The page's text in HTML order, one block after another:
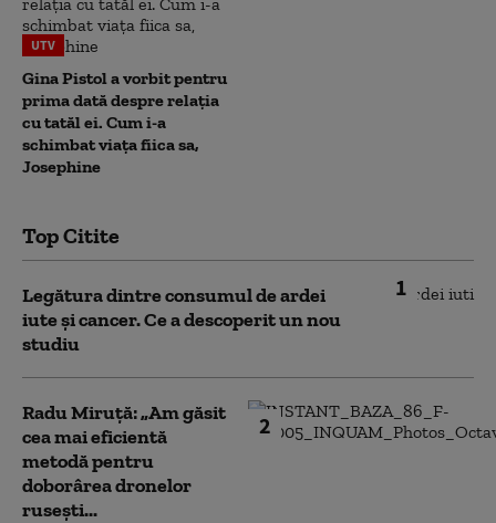
UTV
Gina Pistol a vorbit pentru
prima dată despre relația
cu tatăl ei. Cum i-a
schimbat viața fiica sa,
Josephine
Top Citite
1
Legătura dintre consumul de ardei
iute și cancer. Ce a descoperit un nou
studiu
2
Radu Miruță: „Am găsit
cea mai eficientă
metodă pentru
doborârea dronelor
rusești...